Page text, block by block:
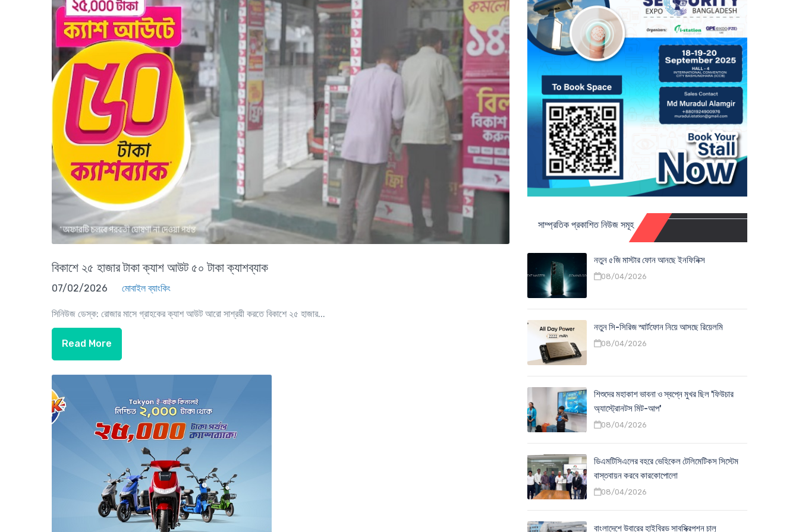
বিকাশে ২৫ হাজার টাকা ক্যাশ আউট ৫০ টাকা ক্যাশব্যাক
07/02/2026 মোবাইল ব্যাংকিং
সিনিউজ ডেস্ক: রোজার মাসে গ্রাহকের ক্যাশ আউট আরো সাশ্রয়ী করতে বিকাশে ২৫ হাজার...
Read More
সাম্প্রতিক প্রকাশিত নিউজ সমূহ
নতুন ৫জি মাস্টার ফোন আনছে ইনফিনিক্স
08/04/2026
নতুন সি-সিরিজ স্মার্টফোন নিয়ে আসছে রিয়েলমি
08/04/2026
শিশুদের মহাকাশ ভাবনা ও স্বপ্নে মুখর ছিল 'ফিউচার
অ্যাস্ট্রোনটস মিট-আপ'
08/04/2026
ডিএমটিসিএলের বহরে ভেহিকেল টেলিমেটিকস সিস্টেম
বাস্তবায়ন করবে কারকোপোলো
08/04/2026
বাংলাদেশে উবারের হাইব্রিড সাবস্ক্রিপশন চালু